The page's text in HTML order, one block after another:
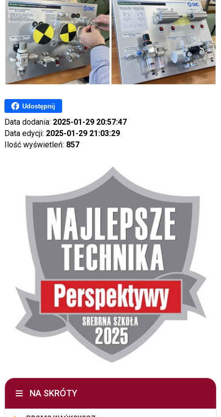
Udostępnij
Data dodania: 2025-01-29 20:57:47
Data edycji: 2025-01-29 21:03:29
Ilość wyświetleń: 857
NA SKRÓTY